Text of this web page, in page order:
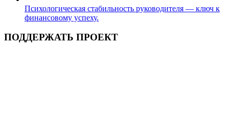
Психологическая стабильность руководителя — ключ к
финансовому успеху.
ПОДДЕРЖАТЬ ПРОЕКТ